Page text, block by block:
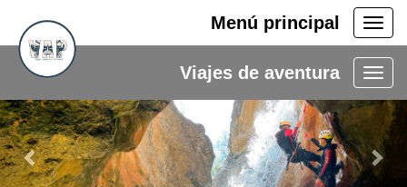
Menú principal
Viajes de aventura
Previous